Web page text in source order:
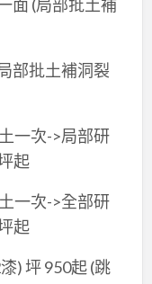
面 (局部批土補
部批土補洞裂
一次->局部研
起
一次->全部研
起
) 坪 950起 (跳